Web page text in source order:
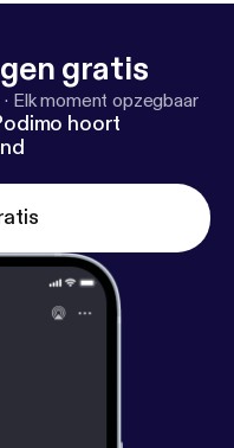
gratis
· Elk moment opzegbaar
hoort